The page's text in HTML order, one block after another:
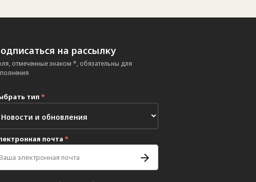
на рассылку
отмеченные знаком *, обязательны для
тип *
почта *